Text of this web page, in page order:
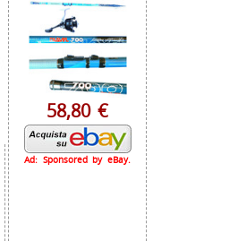
58,80 €
Ad: Sponsored by eBay.